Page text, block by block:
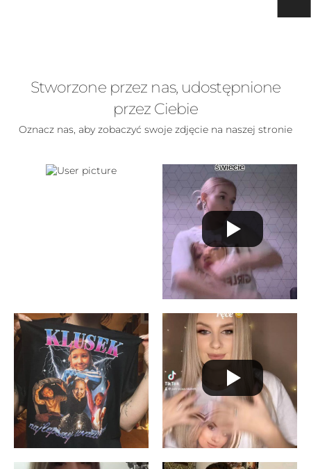
Stworzone przez nas, udostępnione
przez Ciebie
Oznacz nas, aby zobaczyć swoje zdjęcie na naszej stronie